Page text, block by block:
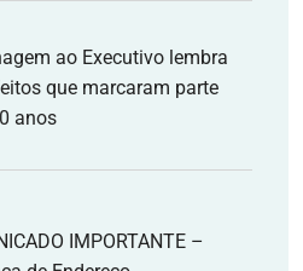
ao Executivo lembra
que marcaram parte
anos
IMPORTANTE –